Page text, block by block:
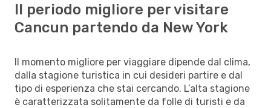
Il periodo migliore per visitare
Cancun partendo da New York
Il momento migliore per viaggiare dipende dal clima,
dalla stagione turistica in cui desideri partire e dal
tipo di esperienza che stai cercando. L’alta stagione
è caratterizzata solitamente da folle di turisti e da